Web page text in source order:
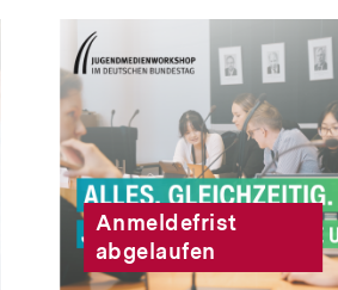
Anmeldefrist
abgelaufen